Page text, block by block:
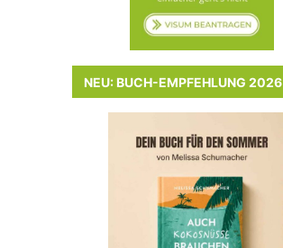
NEU: BUCH-EMPFEHLUNG 2026